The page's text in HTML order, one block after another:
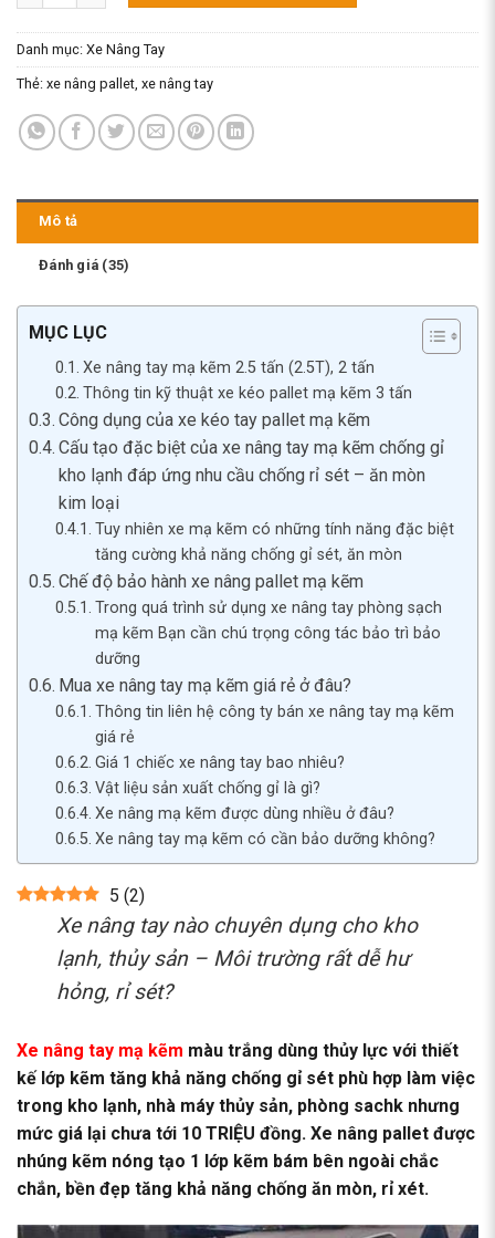
Danh mục: Xe Nâng Tay
Thẻ: xe nâng pallet xe nâng tay
Mô tả
Đánh giá (35)
MỤC LỤC
Xe nâng tay mạ kẽm 2.5 tấn (2.5T), 2 tấn
Thông tin kỹ thuật xe kéo pallet mạ kẽm 3 tấn
Công dụng của xe kéo tay pallet mạ kẽm
Cấu tạo đặc biệt của xe nâng tay mạ kẽm chống gỉ
kho lạnh đáp ứng nhu cầu chống rỉ sét – ăn mòn
kim loại
Tuy nhiên xe mạ kẽm có những tính năng đặc biệt
tăng cường khả năng chống gỉ sét, ăn mòn
Chế độ bảo hành xe nâng pallet mạ kẽm
Trong quá trình sử dụng xe nâng tay phòng sạch
mạ kẽm Bạn cần chú trọng công tác bảo trì bảo
dưỡng
Mua xe nâng tay mạ kẽm giá rẻ ở đâu?
Thông tin liên hệ công ty bán xe nâng tay mạ kẽm
giá rẻ
Giá 1 chiếc xe nâng tay bao nhiêu?
Vật liệu sản xuất chống gỉ là gì?
Xe nâng mạ kẽm được dùng nhiều ở đâu?
Xe nâng tay mạ kẽm có cần bảo dưỡng không?
5 (2)
Xe nâng tay nào chuyên dụng cho kho
lạnh, thủy sản – Môi trường rất dễ hư
hỏng, rỉ sét?
Xe nâng tay mạ kẽm màu trắng dùng thủy lực với thiết
kế lớp kẽm tăng khả năng chống gỉ sét phù hợp làm việc
trong kho lạnh, nhà máy thủy sản, phòng sachk nhưng
mức giá lại chưa tới 10 TRIỆU đồng. Xe nâng pallet được
nhúng kẽm nóng tạo 1 lớp kẽm bám bên ngoài chắc
chắn, bền đẹp tăng khả năng chống ăn mòn, rỉ xét.